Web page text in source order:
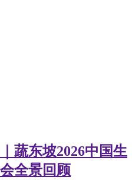
蔬东坡2026中国生
全景回顾